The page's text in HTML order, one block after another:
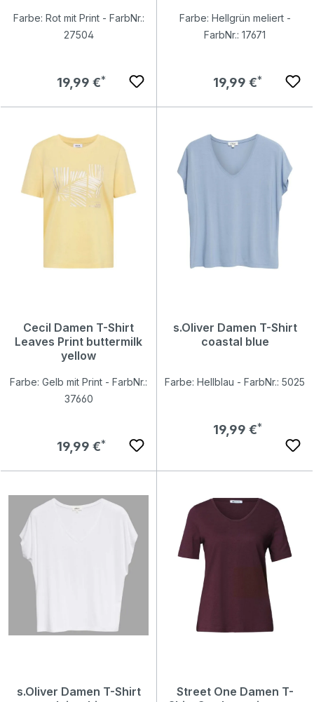
Farbe: Rot mit Print - FarbNr.:
27504
Regulärer Preis:
19,99 €
Farbe: Hellgrün meliert -
FarbNr.: 17671
Regulärer Preis:
19,99 €
Cecil Damen T-Shirt
Leaves Print buttermilk
yellow
Farbe: Gelb mit Print - FarbNr.:
37660
Regulärer Preis:
19,99 €
s.Oliver Damen T-Shirt
coastal blue
Farbe: Hellblau - FarbNr.: 5025
Regulärer Preis:
19,99 €
s.Oliver Damen T-Shirt
Street One Damen T-